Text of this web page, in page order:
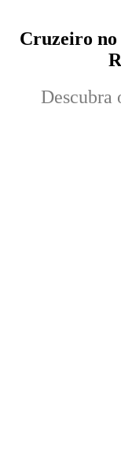
Cruzeiro
Descubra